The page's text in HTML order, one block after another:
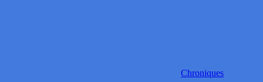
Chroniques